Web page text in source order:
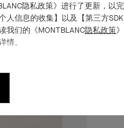
隐私政策》进行了更新，以
人信息的收集】以及【第三方
我们的《MONTBLANC隐私政策
情。